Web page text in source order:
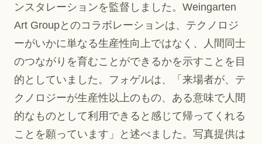
ンスタレーションを監督しました。Weingarten
Art Groupとのコラボレーションは、テクノロジ
ーがいかに単なる生産性向上ではなく、人間同士
のつながりを育むことができるかを示すことを目
的としていました。フォゲルは、「来場者が、テ
クノロジーが生産性以上のもの、ある意味で人間
的なものとして利用できると感じて帰ってくれる
ことを願っています」と述べました。写真提供は